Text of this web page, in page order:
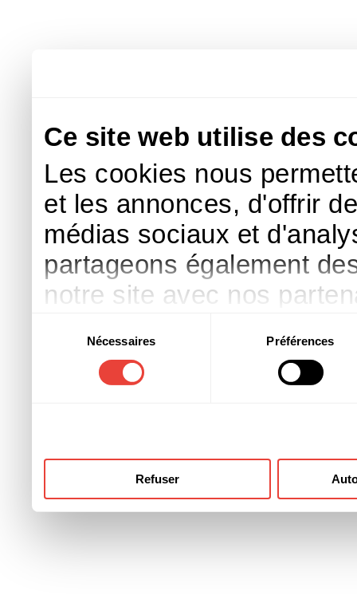
Ce site web utilise des
Les cookies nous
et les annonces, d'offrir
médias sociaux et
partageons également
notre site avec nos
d'autres informations
ont collectées lors de
consentement
Nécessaires Préférences
Refuser